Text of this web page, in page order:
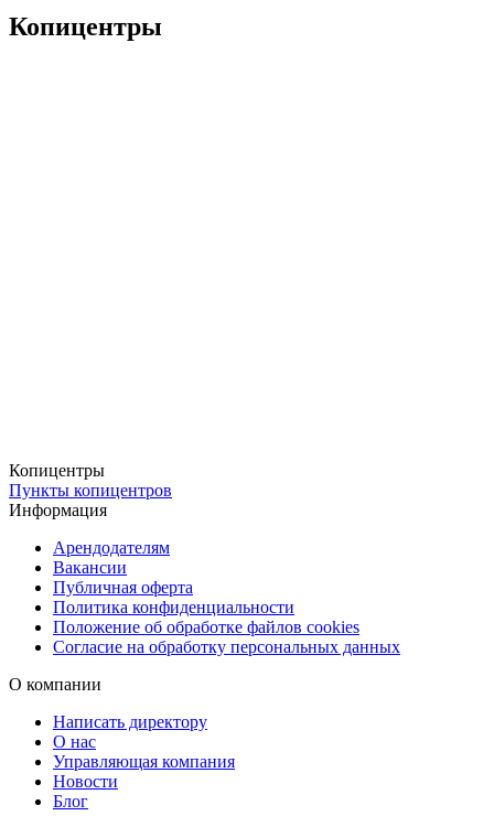
оригинальных визуальных эффектов.
Оформление стендов, витрин и торговых площадок.
Информационные таблички и навигация.
Рекламные постеры и баннеры.
Преимущества заказа в Copy.ru
Производство осуществляется в нашей современной
с использованием профессионального оборудования и
✔ Высококачественная печать с четкими деталями и
насыщенными цветами.
✔ Стойкость к внешним факторам: влаге, солнечному свету и
Копицентры
Копицентры
Пункты копицентров
Информация
Арендодателям
Вакансии
Публичная оферта
Политика конфиденциальности
Положение об обработке файлов cookies
Согласие на обработку персональных данных
О компании
Написать директору
О нас
Управляющая компания
Новости
Блог